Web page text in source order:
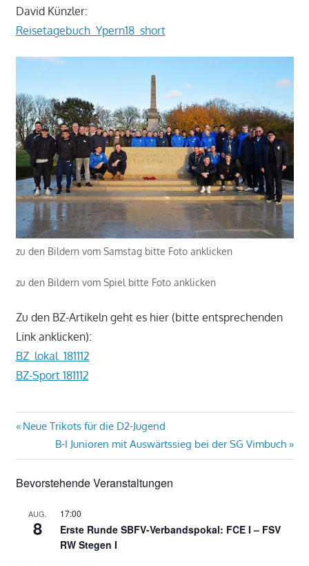
David Künzler:
Reisetagebuch_Ypern18_short
zu den Bildern vom Samstag bitte Foto anklicken
zu den Bildern vom Spiel bitte Foto anklicken
Zu den BZ-Artikeln geht es hier (bitte entsprechenden
Link anklicken):
BZ_lokal_181112
BZ-Sport 181112
Beitragsnavigation
Vorheriger
Beitrag:
Neue Trikots für die D2-Jugend
Nächster
Beitrag:
B-I Junioren mit Auswärtssieg bei der SG Vimbuch
Bevorstehende Veranstaltungen
AUG.
8
17:00
Erste Runde SBFV-Verbandspokal: FCE I – FSV
RW Stegen I